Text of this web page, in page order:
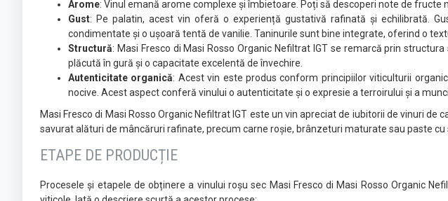
Arome: Vinul emană arome complexe și îmbietoare. Poți să descoperi note de
Gust: Pe palatin, acest vin oferă o experiență gustativă rafinată și echilibrată.
condimentate și o ușoară tentă de vanilie. Taninurile sunt bine integrate, oferind o
Structură: Masi Fresco di Masi Rosso Organic Nefiltrat IGT se remarcă prin
plăcută în gură și o capacitate excelentă de învechire.
Autenticitate organică: Acest vin este produs conform principiilor viticulturii
nocive. Acest aspect conferă vinului o autenticitate și o expresie a terroirului și a
Masi Fresco di Masi Rosso Organic Nefiltrat IGT este un vin apreciat de iubitorii de vinuri
savurat alături de mâncăruri rafinate, precum carne roșie, brânzeturi maturate sau paste cu
ETAPE DE PRODUCȚIE
Procesele și etapele de obținere a vinului roșu sec Masi Fresco di Masi Rosso Organic